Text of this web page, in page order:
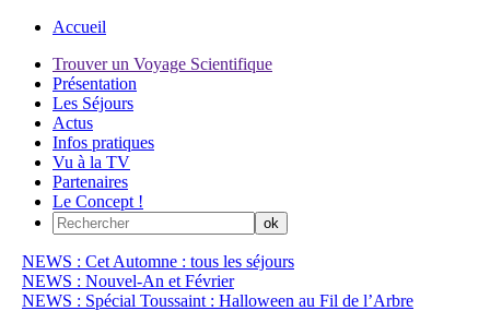
Accueil
Trouver un Voyage Scientifique
Présentation
Les Séjours
Actus
Infos pratiques
Vu à la TV
Partenaires
Le Concept !
NEWS : Cet Automne : tous les séjours
NEWS : Nouvel-An et Février
NEWS : Spécial Toussaint : Halloween au Fil de l’Arbre